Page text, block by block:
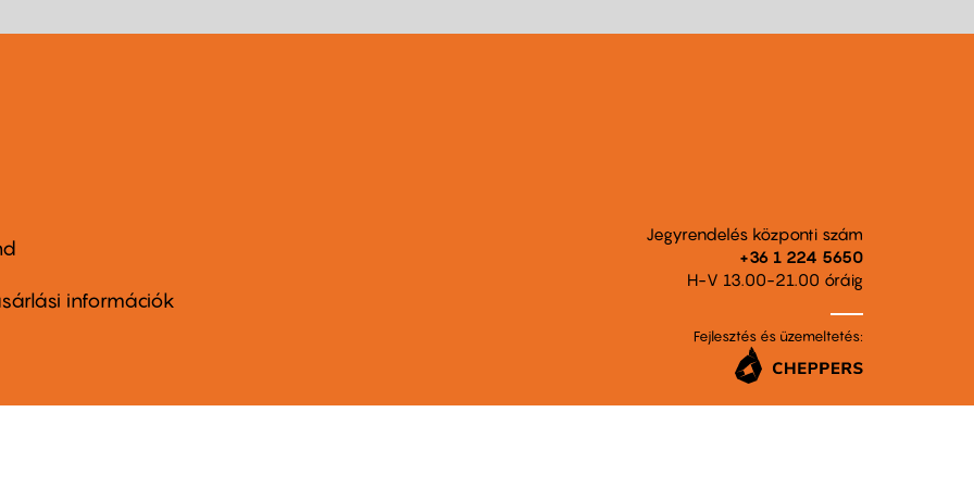
információk
Jegyrendelés központi szám
+36 1 224 5650
H-V 13.00-21.00 óráig
Fejlesztés és üzemeltetés: